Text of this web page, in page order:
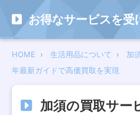
お得なサービスを受
HOME 生活用品について
加
年最新ガイドで高価買取を実現
加須の買取サー